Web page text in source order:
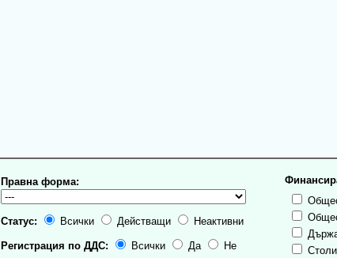
Правна форма:
Статус: Всички Действащи Неактивни
Регистрация по ДДС: Всички Да Не